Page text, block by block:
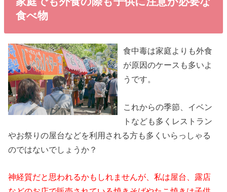
食べ物
食中毒は家庭よりも外食
が原因のケースも多いよ
うです。
これからの季節、イベン
トなども多くレストラン
やお祭りの屋台などを利用される方も多くいらっしゃる
のではないでしょうか？
神経質だと思われるかもしれませんが、私は屋台、露店